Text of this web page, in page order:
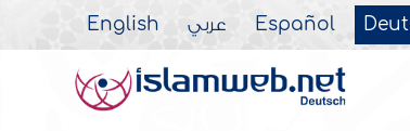
English عربي Español